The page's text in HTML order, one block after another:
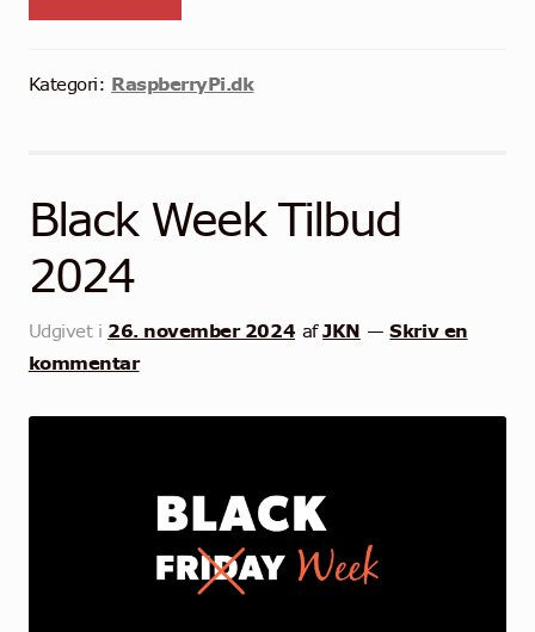
Kategori: RaspberryPi.dk
Black Week Tilbud
2024
Udgivet i 26. november 2024 afJKN —Skriv en
kommentar